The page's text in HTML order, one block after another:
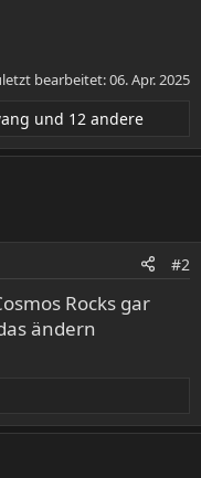
bearbeitet:06. Apr. 2025
und 12 andere
#2
Rocks gar
ändern